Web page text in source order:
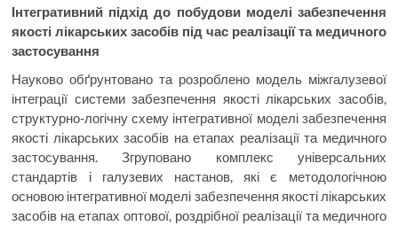
Інтегративний підхід до побудови моделі забезпечення
якості лікарських засобів під час реалізації та медичного
застосування
Науково обґрунтовано та розроблено модель міжгалузевої
інтеграції системи забезпечення якості лікарських засобів,
структурно-логічну схему інтегративної моделі забезпечення
якості лікарських засобів на етапах реалізації та медичного
застосування. Згруповано комплекс універсальних
стандартів і галузевих настанов, які є методологічною
основою інтегративної моделі забезпечення якості лікарських
засобів на етапах оптової, роздрібної реалізації та медичного